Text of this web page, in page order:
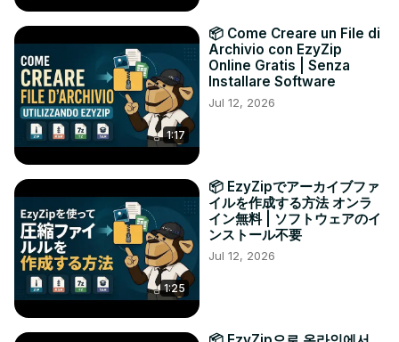
1:17
📦 Come Creare un File di
Archivio con EzyZip
Online Gratis | Senza
Installare Software
Jul 12, 2026
1:25
📦 EzyZipでアーカイブファ
イルを作成する方法 オンラ
イン無料 | ソフトウェアのイ
ンストール不要
Jul 12, 2026